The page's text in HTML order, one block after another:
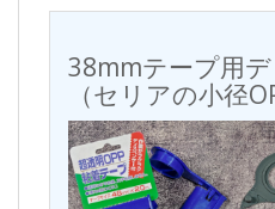
38mmテープ用
（セリアの小径